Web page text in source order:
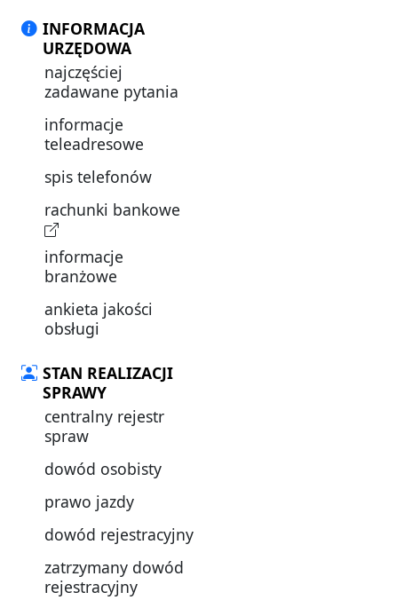
INFORMACJA
URZĘDOWA
najczęściej
zadawane pytania
informacje
teleadresowe
spis telefonów
rachunki bankowe
informacje
branżowe
ankieta jakości
obsługi
STAN REALIZACJI
SPRAWY
centralny rejestr
spraw
dowód osobisty
prawo jazdy
dowód rejestracyjny
zatrzymany dowód
rejestracyjny